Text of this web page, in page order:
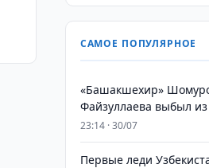
САМОЕ ПОПУЛЯРНОЕ
«Башакшехир»
Файзуллаева выбыл из
23:14 · 30/07
Первые леди